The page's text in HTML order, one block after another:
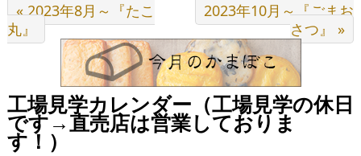
« 2023年8月～『たこ
丸』
2023年10月～『ごまお
さつ』 »
工場見学カレンダー（工場見学の休日
です→直売店は営業しておりま
す！）